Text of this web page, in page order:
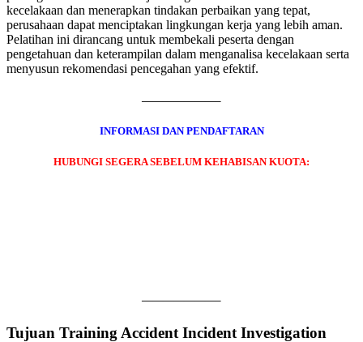
kecelakaan dan menerapkan tindakan perbaikan yang tepat,
perusahaan dapat menciptakan lingkungan kerja yang lebih aman.
Pelatihan ini dirancang untuk membekali peserta dengan
pengetahuan dan keterampilan dalam menganalisa kecelakaan serta
menyusun rekomendasi pencegahan yang efektif.
———————–
INFORMASI DAN PENDAFTARAN
HUBUNGI SEGERA SEBELUM KEHABISAN KUOTA:
———————–
Tujuan Training Accident Incident Investigation